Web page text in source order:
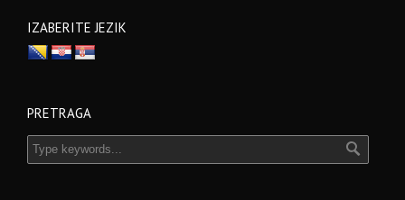
IZABERITE JEZIK
PRETRAGA